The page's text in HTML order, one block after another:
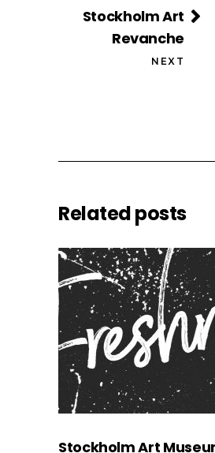
Stockholm Art
Revanche
NEXT
Related posts
Stockholm Art